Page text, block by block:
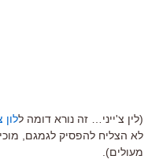
(לין צ'ייני… זה נורא דומה ללון
לא הצליח להפסיק לגמגם,
מעולים).